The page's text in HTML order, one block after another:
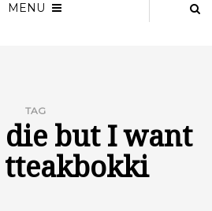
MENU
TAG
but I want
tteakbokki